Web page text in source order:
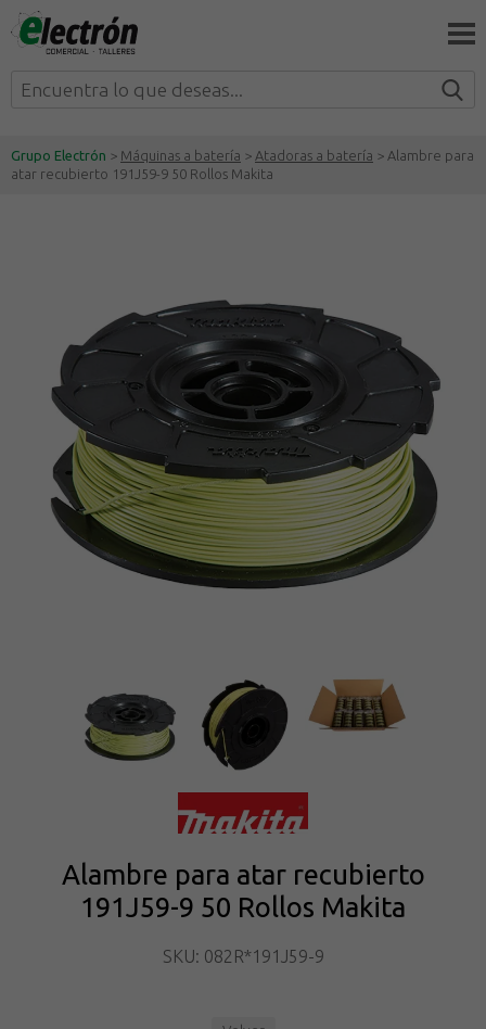
Grupo Electrón > Máquinas a batería > Atadoras a batería > Alambre para
atar recubierto 191J59-9 50 Rollos Makita
Alambre para atar recubierto
191J59-9 50 Rollos Makita
SKU: 082R*191J59-9